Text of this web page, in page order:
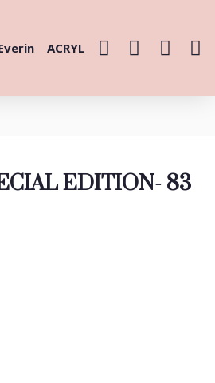
ACRYL
EDITION- 83